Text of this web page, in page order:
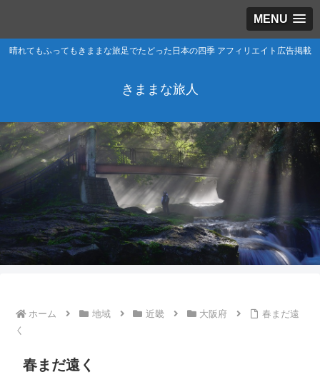
MENU
晴れてもふってもきままな旅足でたどった日本の四季 アフィリエイト広告掲載
きままな旅人
ホーム 地域 近畿 大阪府
春まだ遠
く
春まだ遠く